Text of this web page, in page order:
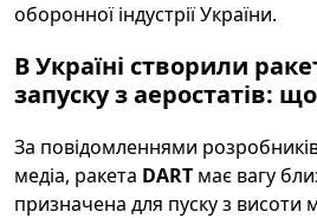
оборонної індустрії України.
В Україні створили
запуску з аеростатів:
За повідомленнями
медіа, ракета DART має вагу
призначена для пуску з висоти